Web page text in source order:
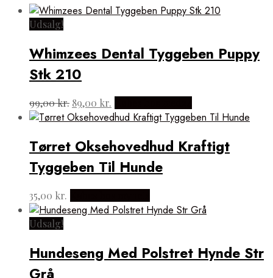
Udsalg!
Whimzees Dental Tyggeben Puppy
Stk 210
99,00kr. Den
oprindelige
var:
99,00 kr..
89,00 kr.
aktuelle
er:
89,00 kr..
Tørret Oksehovedhud Kraftigt
Tyggeben Til Hunde
35,00 kr.
Udsalg!
Hundeseng Med Polstret Hynde Str